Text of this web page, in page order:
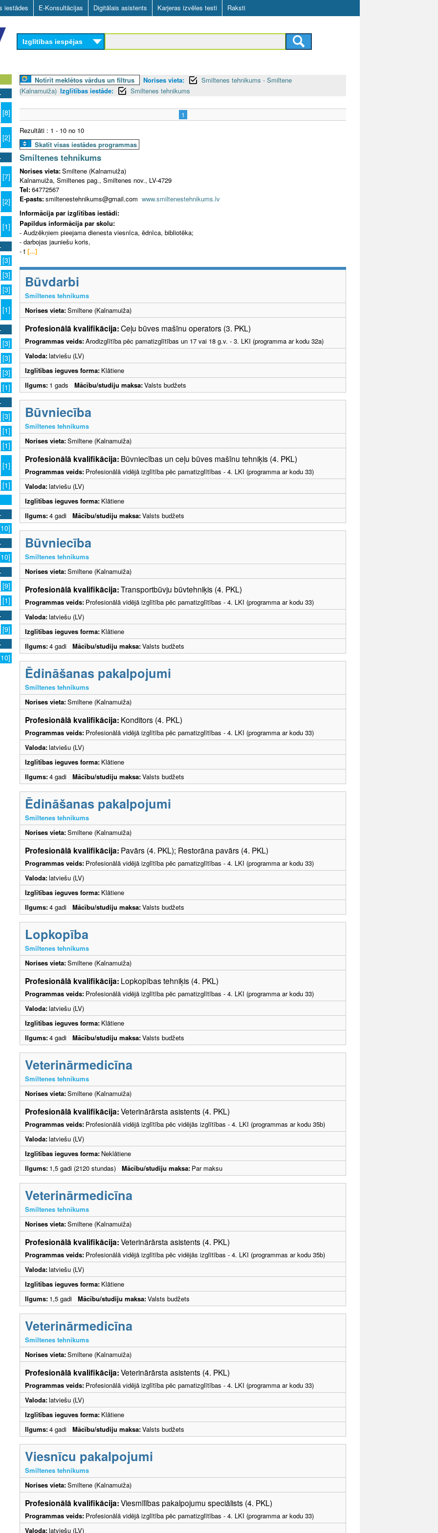
Skip
to
main
content
iestādes E-Konsultācijas Digitālais asistents Karjeras izvēles testi Raksti
Izglītības iespējas
[8]
[2]
[7]
[2]
[1]
[3]
[3]
[3]
[1]
[3]
[3]
[3]
[1]
[3]
[1]
[1]
[1]
[1]
[9]
[1]
[9]
Notīrīt meklētos vārdus un filtrus Norises vieta:
Smiltenes tehnikums - Smiltene
(Kalnamuiža) Izglītības iestāde: Smiltenes tehnikums
1
Rezultāti : 1 - 10 no 10
Skatīt visas iestādes programmas
Smiltenes tehnikums
Norises vieta:Smiltene (Kalnamuiža)
Kalnamuiža, Smiltenes pag., Smiltenes nov., LV-4729
Tel:64772567
E-pasts:smiltenestehnikums@gmail.com www.smiltenestehnikums.lv
Informācija par izglītības iestādi:
Papildus informācija par skolu:
- Audzēkņiem pieejama dienesta viesnīca, ēdnīca, bibliotēka;
- darbojas jauniešu koris,
- t [...]
Būvdarbi
Smiltenes tehnikums
Norises vieta:Smiltene (Kalnamuiža)
Profesionālā kvalifikācija:Ceļu būves mašīnu operators (3. PKL)
Programmas veids:Arodizglītība pēc pamatizglītības un 17 vai 18 g.v. - 3. LKI (programma ar kodu 32a)
Valoda:latviešu (LV)
Izglītības ieguves forma: Klātiene
Ilgums: 1 gads Mācību/studiju maksa:Valsts budžets
Būvniecība
Smiltenes tehnikums
Norises vieta:Smiltene (Kalnamuiža)
Profesionālā kvalifikācija: Būvniecības un ceļu būves mašīnu tehniķis (4. PKL)
Programmas veids: Profesionālā vidējā izglītība pēc pamatizglītības - 4. LKI (programma ar kodu 33)
Valoda:latviešu (LV)
Izglītības ieguves forma: Klātiene
Ilgums:4 gadi Mācību/studiju maksa:Valsts budžets
Būvniecība
Smiltenes tehnikums
Norises vieta:Smiltene (Kalnamuiža)
Profesionālā kvalifikācija:Transportbūvju būvtehniķis (4. PKL)
Programmas veids: Profesionālā vidējā izglītība pēc pamatizglītības - 4. LKI (programma ar kodu 33)
Valoda:latviešu (LV)
Izglītības ieguves forma: Klātiene
Ilgums:4 gadi Mācību/studiju maksa:Valsts budžets
Ēdināšanas pakalpojumi
Smiltenes tehnikums
Norises vieta:Smiltene (Kalnamuiža)
Profesionālā kvalifikācija: Konditors (4. PKL)
Programmas veids: Profesionālā vidējā izglītība pēc pamatizglītības - 4. LKI (programma ar kodu 33)
Valoda:latviešu (LV)
Izglītības ieguves forma: Klātiene
Ilgums:4 gadi Mācību/studiju maksa:Valsts budžets
Ēdināšanas pakalpojumi
Smiltenes tehnikums
Norises vieta:Smiltene (Kalnamuiža)
Profesionālā kvalifikācija: Pavārs (4. PKL); Restorāna pavārs (4. PKL)
Programmas veids: Profesionālā vidējā izglītība pēc pamatizglītības - 4. LKI (programma ar kodu 33)
Valoda:latviešu (LV)
Izglītības ieguves forma: Klātiene
Ilgums:4 gadi Mācību/studiju maksa:Valsts budžets
Lopkopība
Smiltenes tehnikums
Norises vieta:Smiltene (Kalnamuiža)
Profesionālā kvalifikācija: Lopkopības tehniķis (4. PKL)
Programmas veids: Profesionālā vidējā izglītība pēc pamatizglītības - 4. LKI (programma ar kodu 33)
Valoda:latviešu (LV)
Izglītības ieguves forma: Klātiene
Ilgums:4 gadi Mācību/studiju maksa:Valsts budžets
Veterinārmedicīna
Smiltenes tehnikums
Norises vieta:Smiltene (Kalnamuiža)
Profesionālā kvalifikācija:Veterinārārsta asistents (4. PKL)
Programmas veids: Profesionālā vidējā izglītība pēc vidējās izglītības - 4. LKI (programmas ar kodu 35b)
Valoda:latviešu (LV)
Izglītības ieguves forma: Neklātiene
Ilgums: 1,5 gadi (2120 stundas) Mācību/studiju maksa: Par maksu
Veterinārmedicīna
Smiltenes tehnikums
Norises vieta:Smiltene (Kalnamuiža)
Profesionālā kvalifikācija:Veterinārārsta asistents (4. PKL)
Programmas veids: Profesionālā vidējā izglītība pēc vidējās izglītības - 4. LKI (programmas ar kodu 35b)
Valoda:latviešu (LV)
Izglītības ieguves forma: Klātiene
Ilgums: 1,5 gadi Mācību/studiju maksa:Valsts budžets
Veterinārmedicīna
Smiltenes tehnikums
Norises vieta:Smiltene (Kalnamuiža)
Profesionālā kvalifikācija:Veterinārārsta asistents (4. PKL)
Programmas veids: Profesionālā vidējā izglītība pēc pamatizglītības - 4. LKI (programma ar kodu 33)
Valoda:latviešu (LV)
Izglītības ieguves forma: Klātiene
Ilgums:4 gadi Mācību/studiju maksa:Valsts budžets
Viesnīcu pakalpojumi
Smiltenes tehnikums
Norises vieta:Smiltene (Kalnamuiža)
Profesionālā kvalifikācija:Viesmīlības pakalpojumu speciālists (4. PKL)
Programmas veids: Profesionālā vidējā izglītība pēc pamatizglītības - 4. LKI (programma ar kodu 33)
Valoda:latviešu (LV)